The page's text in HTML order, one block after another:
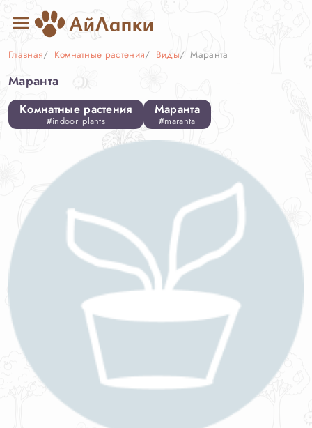
Главная Комнатные растения Виды Маранта
Маранта
Комнатные растения
#indoor_plants
Маранта
#maranta